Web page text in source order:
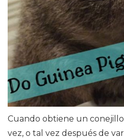
Cuando obtiene un
vez, o tal vez después de